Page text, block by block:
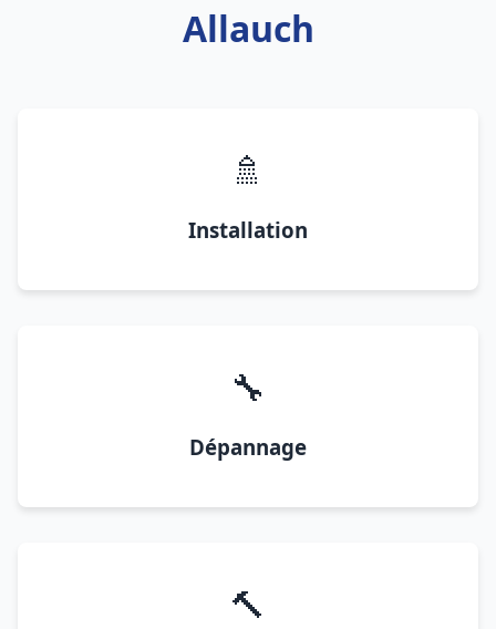
Allauch
🚿
Installation
🔧
Dépannage
🔨